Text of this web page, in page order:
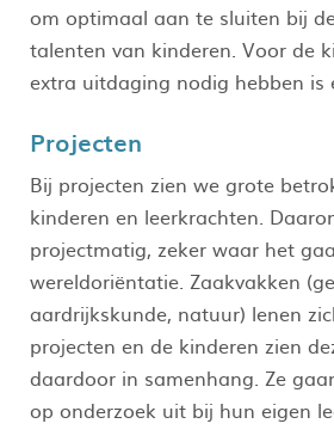
om optimaal aan te sluiten bij
talenten van kinderen. Voor de
extra uitdaging nodig hebben is
Projecten
Bij projecten zien we grote
kinderen en leerkrachten.
projectmatig, zeker waar het
wereldoriëntatie. Zaakvakken
aardrijkskunde, natuur) lenen
projecten en de kinderen zien
daardoor in samenhang. Ze
op onderzoek uit bij hun eigen